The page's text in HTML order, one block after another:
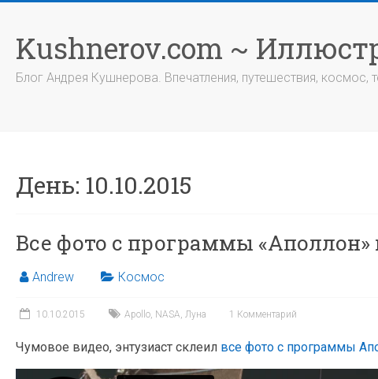
содержимому
Kushnerov.com ~
Блог Андрея Кушнерова. Впечатления, путешествия, космос,
День: 10.10.2015
Все фото с программы «Аполлон»
Andrew Космос
10.10.2015 Apollo, NASA, Луна 1 Комментарий
Чумовое видео, энтузиаст склеил все фото с программы